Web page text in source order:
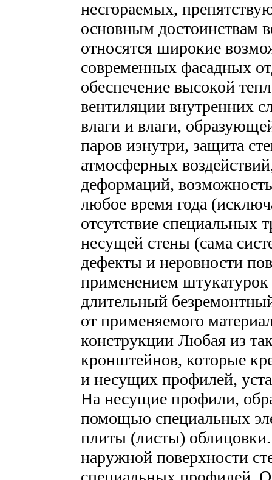
несгораемых,
основным достоинствам
относятся широкие
современных фасадных
обеспечение высокой
вентиляции внутренних
влаги и влаги,
паров изнутри, защита
атмосферных
деформаций,
любое время года
отсутствие специальных
несущей стены (сама
дефекты и неровности
применением штукатурок
длительный
от применяемого
конструкции Любая из
кронштейнов, которые
и несущих профилей,
На несущие профили,
помощью специальных
плиты (листы)
наружной поверхности